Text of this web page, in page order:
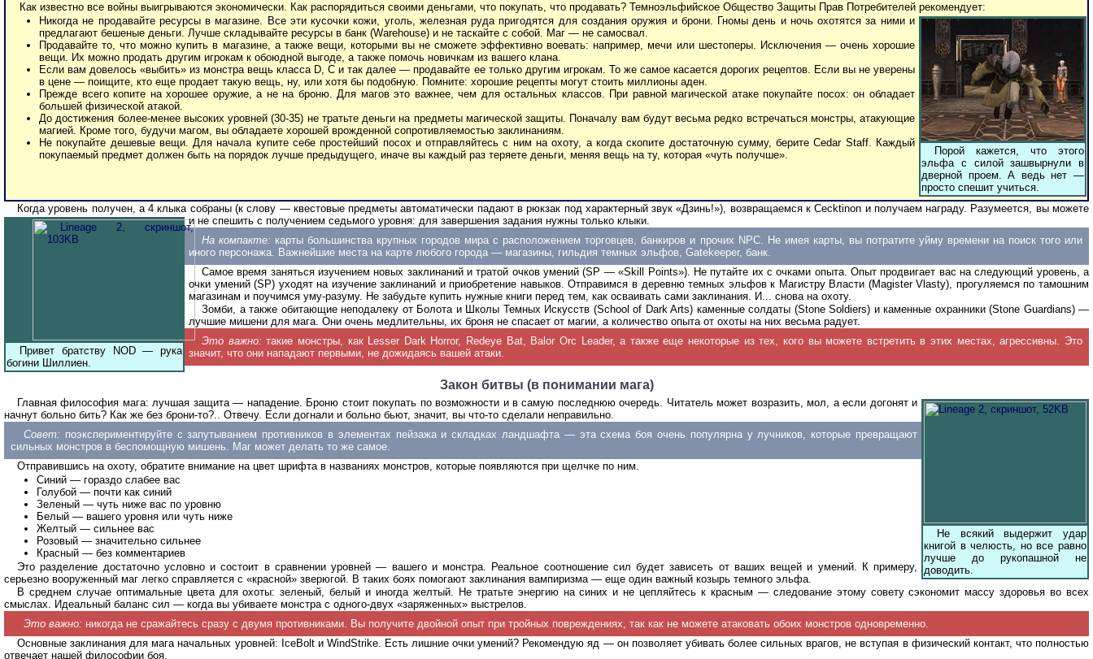
Как известно все войны выигрываются экономически. Как распорядиться своими деньгами, что покупать, что продавать? Темноэльфийское Общество Защиты Прав Потребителей рекомендует:
Порой кажется, что этого
эльфа с силой зашвырнули в
дверной проем. А ведь нет —
просто спешит учиться.
Никогда не продавайте ресурсы в магазине. Все эти кусочки кожи, уголь, железная руда пригодятся для создания оружия и брони. Гномы день и ночь охотятся за ними и
предлагают бешеные деньги. Лучше складывайте ресурсы в банк (Warehouse) и не таскайте с собой. Маг — не самосвал.
Продавайте то, что можно купить в магазине, а также вещи, которыми вы не сможете эффективно воевать: например, мечи или шестоперы. Исключения — очень хорошие
вещи. Их можно продать другим игрокам к обоюдной выгоде, а также помочь новичкам из вашего клана.
Если вам довелось «выбить» из монстра вещь класса D, C и так далее — продавайте ее только другим игрокам. То же самое касается дорогих рецептов. Если вы не уверены
в цене — поищите, кто еще продает такую вещь, ну, или хотя бы подобную. Помните: хорошие рецепты могут стоить миллионы аден.
Прежде всего копите на хорошее оружие, а не на броню. Для магов это важнее, чем для остальных классов. При равной магической атаке покупайте посох: он обладает
большей физической атакой.
До достижения более-менее высоких уровней (30-35) не тратьте деньги на предметы магической защиты. Поначалу вам будут весьма редко встречаться монстры, атакующие
магией. Кроме того, будучи магом, вы обладаете хорошей врожденной сопротивляемостью заклинаниям.
Не покупайте дешевые вещи. Для начала купите себе простейший посох и отправляйтесь с ним на охоту, а когда скопите достаточную сумму, берите Cedar Staff. Каждый
покупаемый предмет должен быть на порядок лучше предыдущего, иначе вы каждый раз теряете деньги, меняя вещь на ту, которая «чуть получше».
Когда уровень получен, а 4 клыка собраны (к слову — квестовые предметы автоматически падают в рюкзак под характерный звук «Дзинь!»), возвращаемся к Сecktinon и получаем награду.
Привет братству NOD — рука
богини Шиллиен.
Разумеется, вы можете
и не спешить с получением седьмого уровня: для завершения задания нужны только клыки.
На компакте: карты большинства крупных городов мира с расположением торговцев, банкиров и прочих NPC. Не имея карты, вы потратите уйму времени на поиск того или
иного персонажа. Важнейшие места на карте любого города — магазины, гильдия темных эльфов, Gatekeeper, банк.
Самое время заняться изучением новых заклинаний и тратой очков умений (SP — «Skill Points»). Не путайте их с очками опыта. Опыт продвигает вас на следующий уровень, а
очки умений (SP) уходят на изучение заклинаний и приобретение навыков. Отправимся в деревню темных эльфов к Магистру Власти (Magister Vlasty), прогуляемся по тамошним
магазинам и поучимся уму-разуму. Не забудьте купить нужные книги перед тем, как осваивать сами заклинания. И... снова на охоту.
Зомби, а также обитающие неподалеку от Болота и Школы Темных Искусств (School of Dark Arts) каменные солдаты (Stone Soldiers) и каменные охранники (Stone Guardians) —
лучшие мишени для мага. Они очень медлительны, их броня не спасает от магии, а количество опыта от охоты на них весьма радует.
Это важно: такие монстры, как Lesser Dark Horror, Redeye Bat, Balor Orc Leader, а также еще некоторые из тех, кого вы можете встретить в этих местах, агрессивны. Это
значит, что они нападают первыми, не дожидаясь вашей атаки.
Закон битвы (в понимании мага)
Не всякий выдержит удар
книгой в челюсть, но все равно
лучше до рукопашной не
доводить.
Главная философия мага: лучшая защита — нападение. Броню стоит покупать по возможности и в самую последнюю очередь. Читатель может возразить, мол, а если догонят и
начнут больно бить? Как же без брони-то?.. Отвечу. Если догнали и больно бьют, значит, вы что-то сделали неправильно.
Совет: поэкспериментируйте с запутыванием противников в элементах пейзажа и складках ландшафта — эта схема боя очень популярна у лучников, которые превращают
сильных монстров в беспомощную мишень. Маг может делать то же самое.
Отправившись на охоту, обратите внимание на цвет шрифта в названиях монстров, которые появляются при щелчке по ним.
Синий — гораздо слабее вас
Голубой — почти как синий
Зеленый — чуть ниже вас по уровню
Белый — вашего уровня или чуть ниже
Желтый — сильнее вас
Розовый — значительно сильнее
Красный — без комментариев
Это разделение достаточно условно и состоит в сравнении уровней — вашего и монстра. Реальное соотношение сил будет зависеть от ваших вещей и умений. К примеру,
серьезно вооруженный маг легко справляется с «красной» зверюгой. В таких боях помогают заклинания вампиризма — еще один важный козырь темного эльфа.
В среднем случае оптимальные цвета для охоты: зеленый, белый и иногда желтый. Не тратьте энергию на синих и не цепляйтесь к красным — следование этому совету сэкономит массу здоровья во всех
смыслах. Идеальный баланс сил — когда вы убиваете монстра с одного-двух «заряженных» выстрелов.
Это важно: никогда не сражайтесь сразу с двумя противниками. Вы получите двойной опыт при тройных повреждениях, так как не можете атаковать обоих монстров одновременно.
Основные заклинания для мага начальных уровней: IceBolt и WindStrike. Есть лишние очки умений? Рекомендую яд — он позволяет убивать более сильных врагов, не вступая в физический контакт, что полностью
отвечает нашей философии боя.